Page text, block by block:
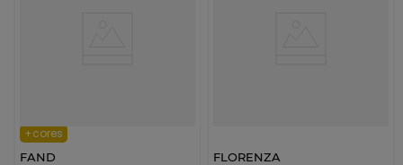
+cores
FAND FLORENZA